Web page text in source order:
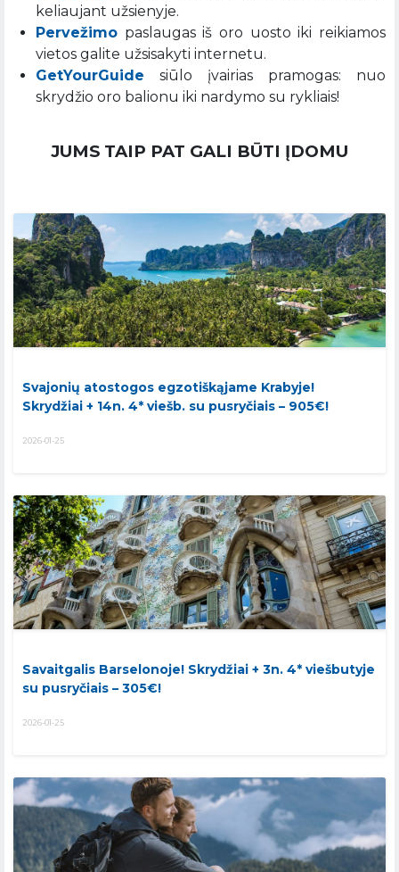
keliaujant užsienyje.
Pervežimo paslaugas iš oro uosto iki reikiamos
vietos galite užsisakyti internetu.
GetYourGuide siūlo įvairias pramogas: nuo
skrydžio oro balionu iki nardymo su rykliais!
JUMS TAIP PAT GALI BŪTI ĮDOMU
Svajonių atostogos egzotiškąjame Krabyje!
Skrydžiai + 14n. 4* viešb. su pusryčiais – 905€!
2026-01-25
Savaitgalis Barselonoje! Skrydžiai + 3n. 4* viešbutyje
su pusryčiais – 305€!
2026-01-25